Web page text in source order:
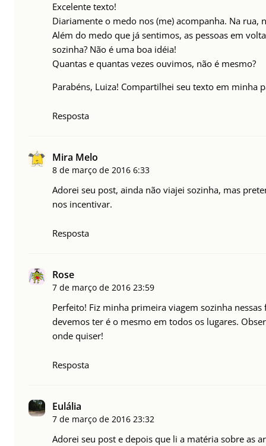
Excelente texto!
Diariamente o medo nos (me) acompanha. Na
Além do medo que já sentimos, as pessoas em
sozinha? Não é uma boa idéia!
Quantas e quantas vezes ouvimos, não é mesmo?
Parabéns, Luiza! Compartilhei seu texto em minha
Resposta
Mira Melo
8 de março de 2016 6:33
Adorei seu post, ainda não viajei sozinha, mas
nos incentivar.
Resposta
Rose
7 de março de 2016 23:59
Perfeito! Fiz minha primeira viagem sozinha
devemos ter é o mesmo em todos os lugares.
onde quiser!
Resposta
Eulália
7 de março de 2016 23:32
Adorei seu post e depois que li a matéria sobre as